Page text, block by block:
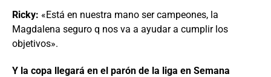
Ricky: «Está en nuestra mano ser campeones, la
Magdalena seguro q nos va a ayudar a cumplir los
objetivos».
Y la copa llegará en el parón de la liga en Semana